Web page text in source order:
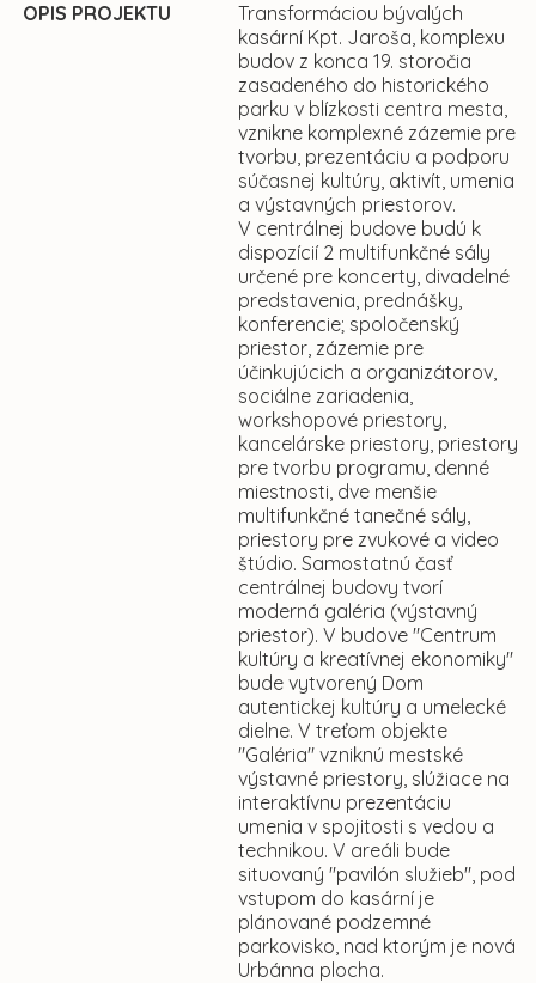
OPIS PROJEKTU
Transformáciou bývalých
kasární Kpt. Jaroša, komplexu
budov z konca 19. storočia
zasadeného do historického
parku v blízkosti centra mesta,
vznikne komplexné zázemie pre
tvorbu, prezentáciu a podporu
súčasnej kultúry, aktivít, umenia
a výstavných priestorov.
V centrálnej budove budú k
dispozícií 2 multifunkčné sály
určené pre koncerty, divadelné
predstavenia, prednášky,
konferencie; spoločenský
priestor, zázemie pre
účinkujúcich a organizátorov,
sociálne zariadenia,
workshopové priestory,
kancelárske priestory, priestory
pre tvorbu programu, denné
miestnosti, dve menšie
multifunkčné tanečné sály,
priestory pre zvukové a video
štúdio. Samostatnú časť
centrálnej budovy tvorí
moderná galéria (výstavný
priestor). V budove "Centrum
kultúry a kreatívnej ekonomiky"
bude vytvorený Dom
autentickej kultúry a umelecké
dielne. V treťom objekte
"Galéria" vzniknú mestské
výstavné priestory, slúžiace na
interaktívnu prezentáciu
umenia v spojitosti s vedou a
technikou. V areáli bude
situovaný "pavilón služieb", pod
vstupom do kasární je
plánované podzemné
parkovisko, nad ktorým je nová
Urbánna plocha.